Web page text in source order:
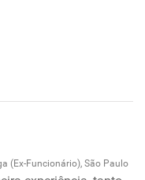
(Ex-Funcionário), São Paulo